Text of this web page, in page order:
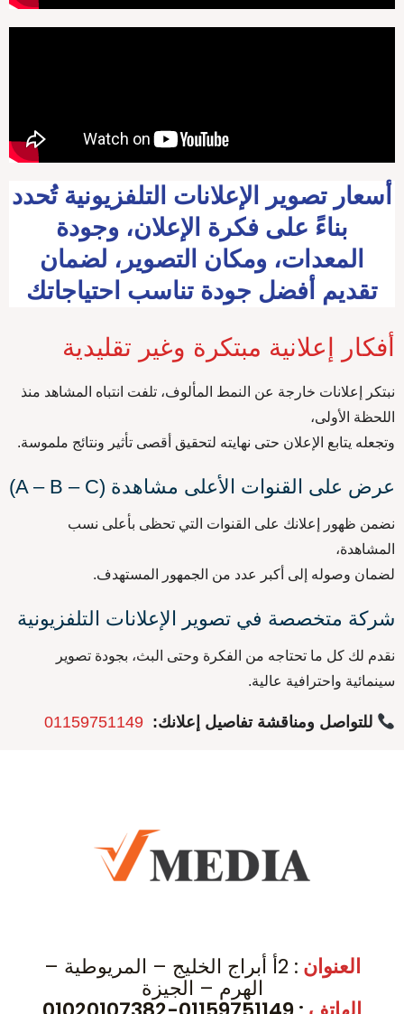
أسعار تصوير الإعلانات التلفزيونية تُحدد
بناءً على فكرة الإعلان، وجودة
المعدات، ومكان التصوير، لضمان
تقديم أفضل جودة تناسب احتياجاتك
أفكار إعلانية مبتكرة وغير تقليدية
نبتكر إعلانات خارجة عن النمط المألوف، تلفت انتباه المشاهد منذ
اللحظة الأولى،
وتجعله يتابع الإعلان حتى نهايته لتحقيق أقصى تأثير ونتائج ملموسة.
عرض على القنوات الأعلى مشاهدة (A – B – C)
نضمن ظهور إعلانك على القنوات التي تحظى بأعلى نسب
المشاهدة،
لضمان وصوله إلى أكبر عدد من الجمهور المستهدف.
شركة متخصصة في تصوير الإعلانات التلفزيونية
نقدم لك كل ما تحتاجه من الفكرة وحتى البث، بجودة تصوير
سينمائية واحترافية عالية.
للتواصل ومناقشة تفاصيل إعلانك:01159751149
العنوان : 2أ أبراج الخليج – المريوطية –
الهرم – الجيزة